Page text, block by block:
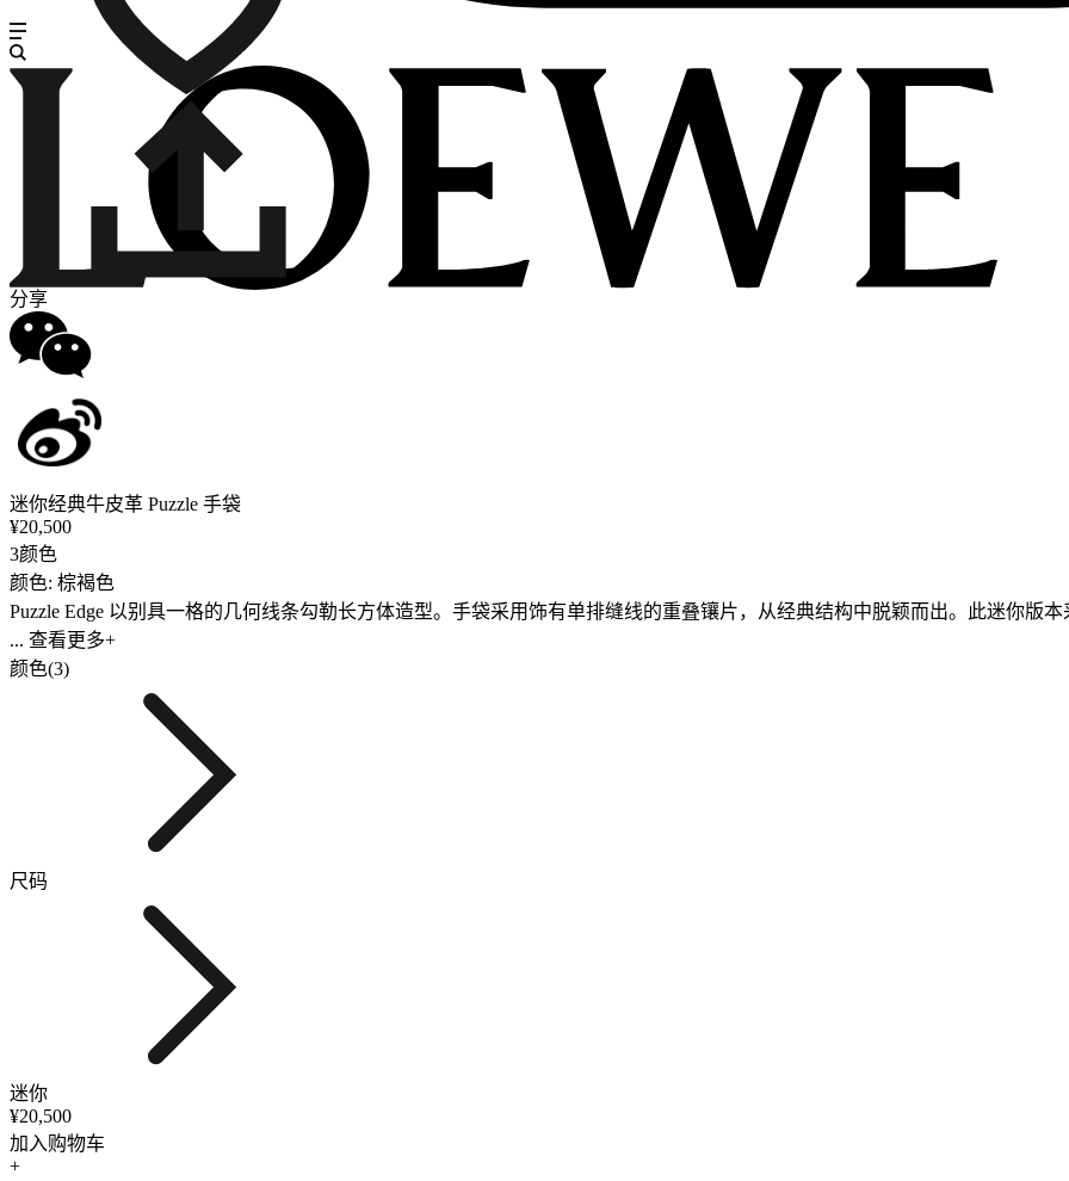
分享
迷你经典牛皮革 Puzzle 手袋
¥20,500
3颜色
颜色: 棕褐色
Puzzle Edge 以别具一格的几何线条勾勒长方体造型。手袋采用饰有单排缝线的重叠镶片，从经典结构中脱颖而出。此迷你版本
... 查看更多+
颜色(3)
尺码
迷你
¥20,500
加入购物车
+